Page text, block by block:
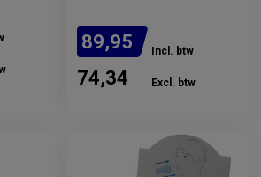
89,95 Incl. btw
74,34 Excl. btw